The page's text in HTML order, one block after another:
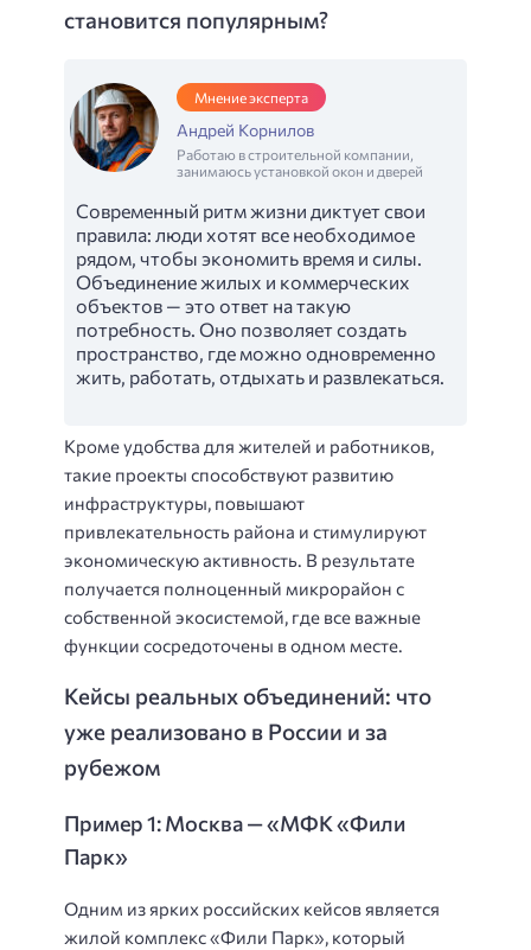
становится популярным?
Мнение эксперта
Андрей Корнилов
Работаю в строительной компании,
занимаюсь установкой окон и дверей
Современный ритм жизни диктует свои
правила: люди хотят все необходимое
рядом, чтобы экономить время и силы.
Объединение жилых и коммерческих
объектов — это ответ на такую
потребность. Оно позволяет создать
пространство, где можно одновременно
жить, работать, отдыхать и развлекаться.
Кроме удобства для жителей и работников,
такие проекты способствуют развитию
инфраструктуры, повышают
привлекательность района и стимулируют
экономическую активность. В результате
получается полноценный микрорайон с
собственной экосистемой, где все важные
функции сосредоточены в одном месте.
Кейсы реальных объединений: что
уже реализовано в России и за
рубежом
Пример 1: Москва — «МФК «Фили
Парк»
Одним из ярких российских кейсов является
жилой комплекс «Фили Парк», который